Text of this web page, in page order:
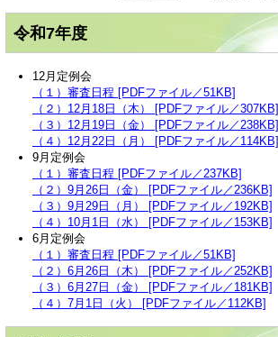
令和7年度
12月定例会
（１）審査日程 [PDFファイル／51KB]
（２）12月18日（木） [PDFファイル／307KB]
（３）12月19日（金） [PDFファイル／238KB]
（４）12月22日（月） [PDFファイル／114KB]
9月定例会
（１）審査日程 [PDFファイル／237KB]
（２）9月26日（金） [PDFファイル／236KB]
（３）9月29日（月） [PDFファイル／192KB]
（４）10月1日（水） [PDFファイル／153KB]
6月定例会
（１）審査日程 [PDFファイル／51KB]
（２）6月26日（木） [PDFファイル／252KB]
（３）6月27日（金） [PDFファイル／181KB]
（４）7月1日（火） [PDFファイル／112KB]